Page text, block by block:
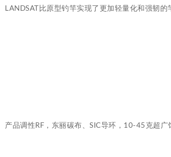
LANDSAT比原型钓竿实现了更加轻量化和强韧
产品调性RF，东丽碳布、SIC导环，10-45克超广